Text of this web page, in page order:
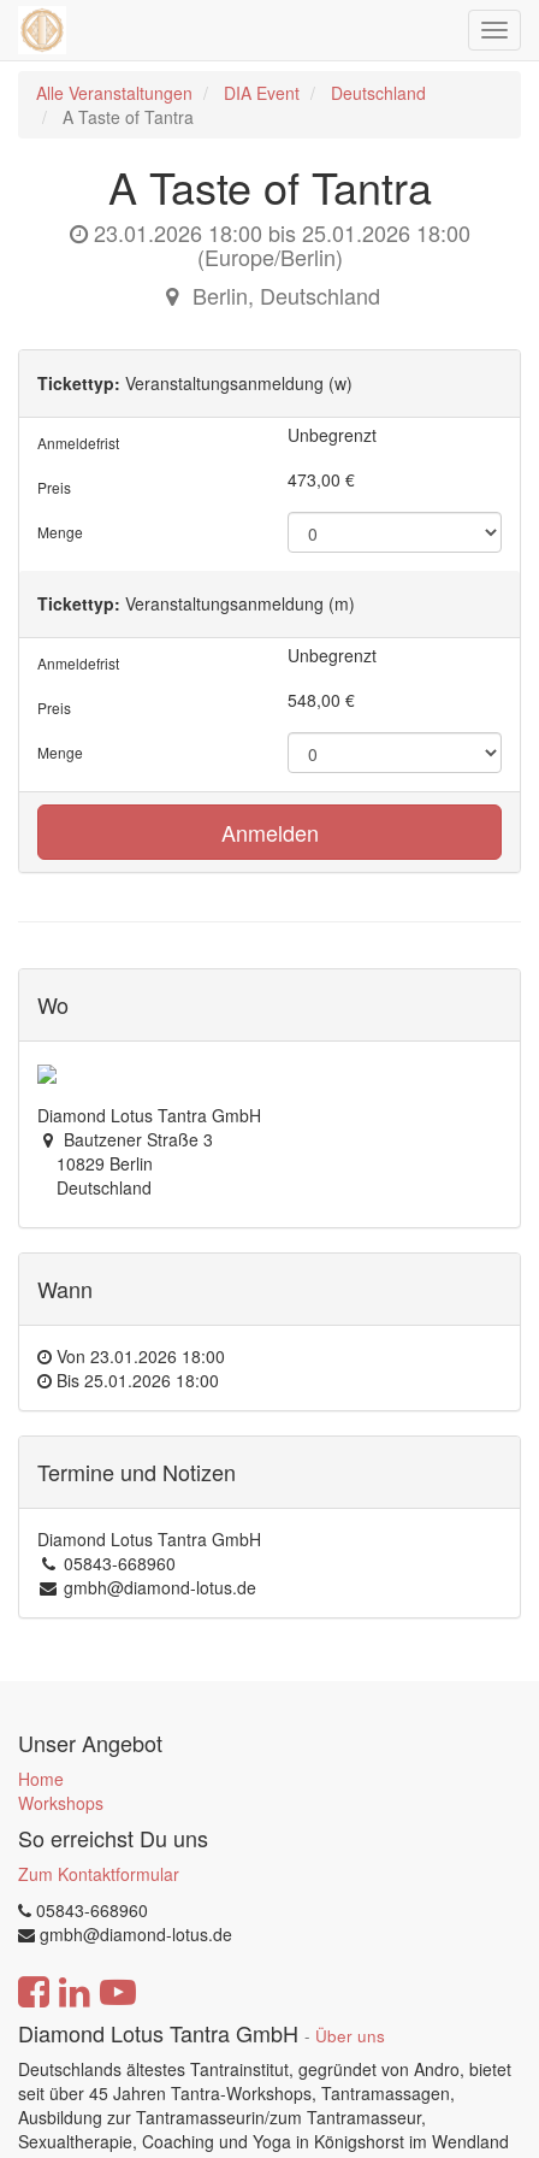
ein-/
Alle Veranstaltungen
DIA Event
Deutschland
A Taste of Tantra
A Taste of Tantra
23.01.2026 18:00 bis 25.01.2026 18:00
(Europe/Berlin)
Berlin, Deutschland
Tickettyp: Veranstaltungsanmeldung (w)
Anmeldefrist Unbegrenzt
Preis 473,00 €
Menge
Tickettyp: Veranstaltungsanmeldung (m)
Anmeldefrist Unbegrenzt
Preis 548,00 €
Menge
Anmelden
Wo
Diamond Lotus Tantra GmbH
Bautzener Straße 3
10829 Berlin
Deutschland
Wann
Von 23.01.2026 18:00
Bis 25.01.2026 18:00
Termine und Notizen
Diamond Lotus Tantra GmbH
05843-668960
gmbh@diamond-lotus.de
Unser Angebot
Home
Workshops
So erreichst Du uns
Zum Kontaktformular
05843-668960
gmbh@diamond-lotus.de
Diamond Lotus Tantra GmbH - Über uns
Deutschlands ältestes Tantrainstitut, gegründet von Andro, bietet
seit über 45 Jahren Tantra-Workshops, Tantramassagen,
Ausbildung zur Tantramasseurin/zum Tantramasseur,
Sexualtherapie, Coaching und Yoga in Königshorst im Wendland